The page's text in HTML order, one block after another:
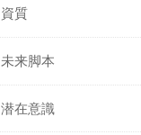
資質
未来脚本
潜在意識